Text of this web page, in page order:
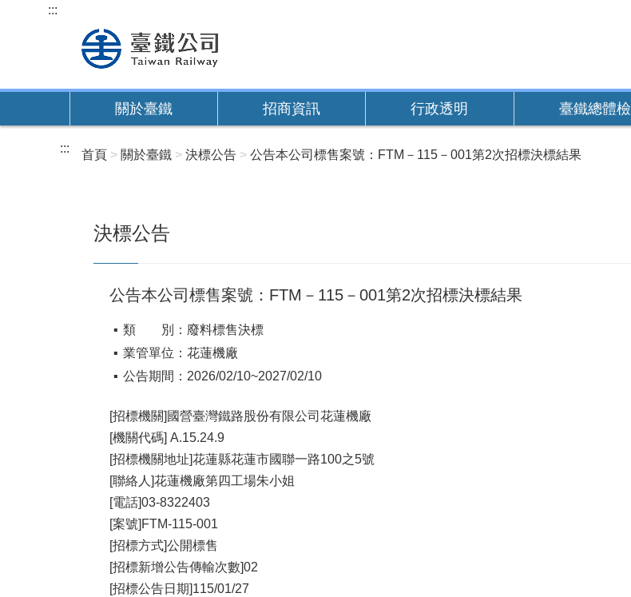
內
:::
關於臺鐵 招商資訊 行政透明 臺鐵總體檢
::: 首頁 關於臺鐵 決標公告 公告本公司標售案號：FTM－115－001第2次招標決標結果
決標公告
公告本公司標售案號：FTM－115－001第2次招標決標結果
類 別：廢料標售決標
業管單位：花蓮機廠
公告期間：2026/02/10~2027/02/10
[招標機關]國營臺灣鐵路股份有限公司花蓮機廠
[機關代碼] A.15.24.9
[招標機關地址]花蓮縣花蓮市國聯一路100之5號
[聯絡人]花蓮機廠第四工場朱小姐
[電話]03-8322403
[案號]FTM-115-001
[招標方式]公開標售
[招標新增公告傳輸次數]02
[招標公告日期]115/01/27